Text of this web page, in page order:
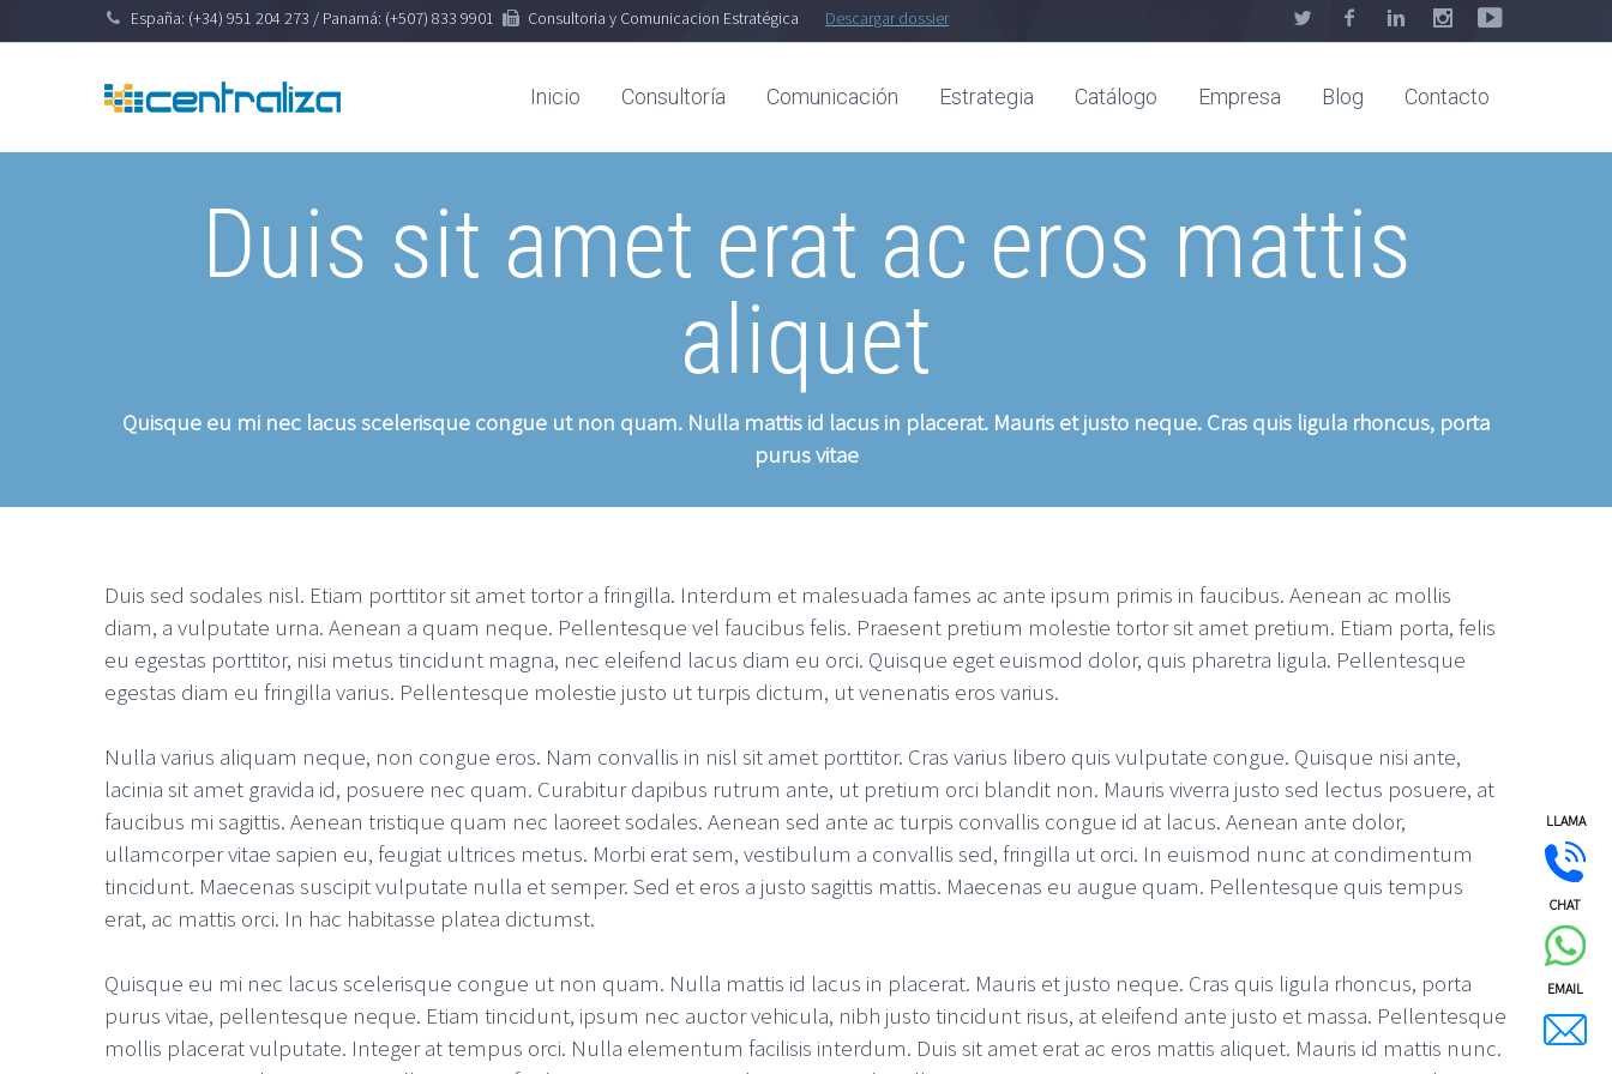
LLAMA
CHAT
EMAIL
España: (+34) 951 204 273 / Panamá: (+507) 833 9901 Consultoria y Comunicacion Estratégica Descargar dossier
Inicio Consultoría Comunicación Estrategia Catálogo Empresa Blog Contacto
Duis sit amet erat ac eros mattis
aliquet
Quisque eu mi nec lacus scelerisque congue ut non quam. Nulla mattis id lacus in placerat. Mauris et justo neque. Cras quis ligula rhoncus, porta
purus vitae
Duis sed sodales nisl. Etiam porttitor sit amet tortor a fringilla. Interdum et malesuada fames ac ante ipsum primis in faucibus. Aenean ac mollis
diam, a vulputate urna. Aenean a quam neque. Pellentesque vel faucibus felis. Praesent pretium molestie tortor sit amet pretium. Etiam porta, felis
eu egestas porttitor, nisi metus tincidunt magna, nec eleifend lacus diam eu orci. Quisque eget euismod dolor, quis pharetra ligula. Pellentesque
egestas diam eu fringilla varius. Pellentesque molestie justo ut turpis dictum, ut venenatis eros varius.
Nulla varius aliquam neque, non congue eros. Nam convallis in nisl sit amet porttitor. Cras varius libero quis vulputate congue. Quisque nisi ante,
lacinia sit amet gravida id, posuere nec quam. Curabitur dapibus rutrum ante, ut pretium orci blandit non. Mauris viverra justo sed lectus posuere, at
faucibus mi sagittis. Aenean tristique quam nec laoreet sodales. Aenean sed ante ac turpis convallis congue id at lacus. Aenean ante dolor,
ullamcorper vitae sapien eu, feugiat ultrices metus. Morbi erat sem, vestibulum a convallis sed, fringilla ut orci. In euismod nunc at condimentum
tincidunt. Maecenas suscipit vulputate nulla et semper. Sed et eros a justo sagittis mattis. Maecenas eu augue quam. Pellentesque quis tempus
erat, ac mattis orci. In hac habitasse platea dictumst.
Quisque eu mi nec lacus scelerisque congue ut non quam. Nulla mattis id lacus in placerat. Mauris et justo neque. Cras quis ligula rhoncus, porta
purus vitae, pellentesque neque. Etiam tincidunt, ipsum nec auctor vehicula, nibh justo tincidunt risus, at eleifend ante justo et massa. Pellentesque
mollis placerat vulputate. Integer at tempus orci. Nulla elementum facilisis interdum. Duis sit amet erat ac eros mattis aliquet. Mauris id mattis nunc.